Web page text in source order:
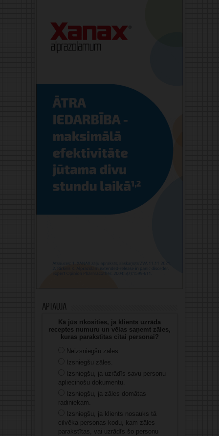
Aptauja
Kā jūs rīkosities, ja klients uzrāda
receptes numuru un vēlas saņemt zāles,
kuras parakstītas citai personai?
Neizsniegšu zāles.
Izsniegšu zāles.
Izsniegšu, ja uzrādīs savu personu
apliecinošu dokumentu.
Izsniegšu, ja zāles domātas
radiniekam.
Izsniegšu, ja klients nosauks tā
cilvēka personas kodu, kam zāles
parakstītas, vai uzrādīs šo personu